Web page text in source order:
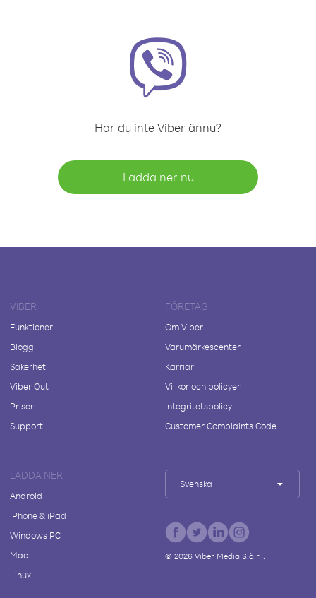
Har du inte Viber ännu?
Ladda ner nu
VIBER
Funktioner
Blogg
Säkerhet
Viber Out
Priser
Support
FÖRETAG
Om Viber
Varumärkescenter
Karriär
Villkor och policyer
Integritetspolicy
Customer Complaints Code
LADDA NER
Android
iPhone & iPad
Windows PC
Mac
Linux
Svenska
© 2026Viber Media S.à r.l.